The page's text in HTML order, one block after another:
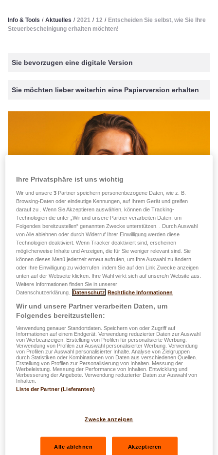
Info & Tools / Aktuelles / 2021 / 12 / Entscheiden Sie selbst, wie Sie Ihre
Steuerbescheinigung erhalten möchten!
Sie bevorzugen eine digitale Version
Sie möchten lieber weiterhin eine Papierversion erhalten
Mehr erfahren...
easyAPP
veröffentlicht am 20.12.2021
Sie Ihre Steuerbescheinigung
erhalten möchten!
Ihre Privatsphäre ist uns wichtig
Wir und unsere3 Partner speichern personenbezogene Daten, wie z. B.
Browsing-Daten oder eindeutige Kennungen, auf Ihrem Gerät und greifen
darauf zu . Wenn Sie Akzeptieren auswählen, können die Tracking-
Technologien die unter „Wir und unsere Partner verarbeiten Daten, um
Folgendes bereitzustellen“ genannten Zwecke unterstützen. . Durch Auswahl
von Alle ablehnen oder durch Widerruf Ihrer Einwilligung werden diese
Technologien deaktiviert. Wenn Tracker deaktiviert sind, erscheinen
möglicherweise Inhalte und Anzeigen, die für Sie weniger relevant sind. Sie
können dieses Menü jederzeit erneut aufrufen, um Ihre Auswahl zu ändern
oder Ihre Einwilligung zu widerrufen, indem Sie auf den Link Zwecke anzeigen
unten auf der Webseite klicken. Ihre Wahl wirkt sich auf unsere/n Website aus.
Weitere Informationen finden Sie in unserer
Datenschutzerklärung.
Datenschutz Rechtliche Informationen
Wir und unsere Partner verarbeiten Daten, um
Folgendes bereitzustellen:
Verwendung genauer Standortdaten. Speichern von oder Zugriff auf
Informationen auf einem Endgerät. Verwendung reduzierter Daten zur Auswahl
von Werbeanzeigen. Erstellung von Profilen für personalisierte Werbung.
Verwendung von Profilen zur Auswahl personalisierter Werbung. Verwendung
von Profilen zur Auswahl personalisierter Inhalte. Analyse von Zielgruppen
durch Statistiken oder Kombinationen von Daten aus verschiedenen Quellen.
Erstellung von Profilen zur Personalisierung von Inhalten. Messung der
Werbeleistung. Messung der Performance von Inhalten. Entwicklung und
Verbesserung der Angebote. Verwendung reduzierter Daten zur Auswahl von
Inhalten.
Liste der Partner (Lieferanten)
Zwecke anzeigen
Alle ablehnen Akzeptieren